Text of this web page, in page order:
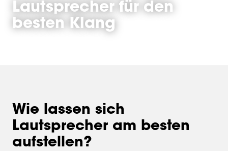
Lautsprecher für den
besten Klang
Wie lassen sich
Lautsprecher am besten
aufstellen?